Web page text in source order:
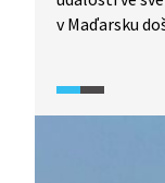
v Maďarsku
Postoj USA
relaci na